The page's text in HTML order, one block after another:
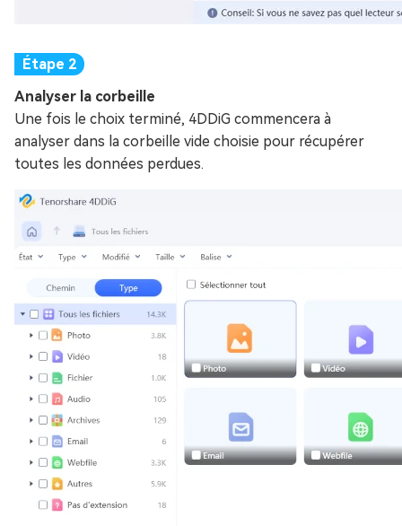
Analyser la corbeille
Une fois le choix terminé, 4DDiG commencera à
analyser dans la corbeille vide choisie pour récupérer
toutes les données perdues.